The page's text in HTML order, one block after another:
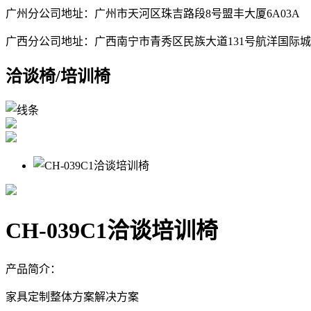
广州分公司地址：广州市天河区珠吉路段8号盟丰大厦6A03A
广西分公司地址：广西南宁市青秀区民族大道131号航洋国际
洽谈椅/培训椅
CH-039C1洽谈培训椅
产品简介：
家具定制整体方案解决方案